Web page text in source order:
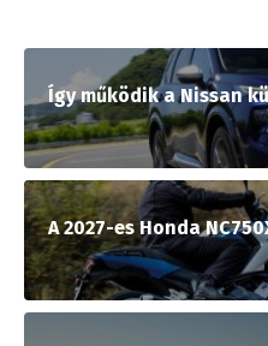
Így működik a Nissan
A 2027-es Honda